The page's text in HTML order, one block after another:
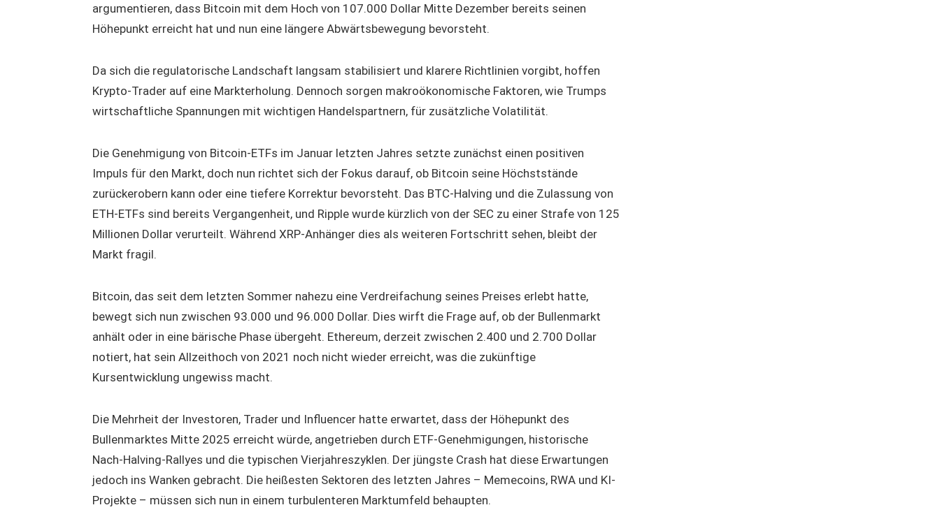
argumentieren, dass Bitcoin mit dem Hoch von 107.000 Dollar Mitte Dezember bereits seinen
Höhepunkt erreicht hat und nun eine längere Abwärtsbewegung bevorsteht.
Da sich die regulatorische Landschaft langsam stabilisiert und klarere Richtlinien vorgibt, hoffen
Krypto-Trader auf eine Markterholung. Dennoch sorgen makroökonomische Faktoren, wie Trumps
wirtschaftliche Spannungen mit wichtigen Handelspartnern, für zusätzliche Volatilität.
Die Genehmigung von Bitcoin-ETFs im Januar letzten Jahres setzte zunächst einen positiven
Impuls für den Markt, doch nun richtet sich der Fokus darauf, ob Bitcoin seine Höchststände
zurückerobern kann oder eine tiefere Korrektur bevorsteht. Das BTC-Halving und die Zulassung von
ETH-ETFs sind bereits Vergangenheit, und Ripple wurde kürzlich von der SEC zu einer Strafe von 125
Millionen Dollar verurteilt. Während XRP-Anhänger dies als weiteren Fortschritt sehen, bleibt der
Markt fragil.
Bitcoin, das seit dem letzten Sommer nahezu eine Verdreifachung seines Preises erlebt hatte,
bewegt sich nun zwischen 93.000 und 96.000 Dollar. Dies wirft die Frage auf, ob der Bullenmarkt
anhält oder in eine bärische Phase übergeht. Ethereum, derzeit zwischen 2.400 und 2.700 Dollar
notiert, hat sein Allzeithoch von 2021 noch nicht wieder erreicht, was die zukünftige
Kursentwicklung ungewiss macht.
Die Mehrheit der Investoren, Trader und Influencer hatte erwartet, dass der Höhepunkt des
Bullenmarktes Mitte 2025 erreicht würde, angetrieben durch ETF-Genehmigungen, historische
Nach-Halving-Rallyes und die typischen Vierjahreszyklen. Der jüngste Crash hat diese Erwartungen
jedoch ins Wanken gebracht. Die heißesten Sektoren des letzten Jahres – Memecoins, RWA und KI-
Projekte – müssen sich nun in einem turbulenteren Marktumfeld behaupten.